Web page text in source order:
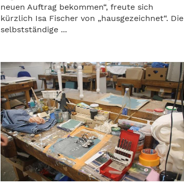
neuen Auftrag bekommen“, freute sich
kürzlich Isa Fischer von „hausgezeichnet“. Die
selbstständige ...